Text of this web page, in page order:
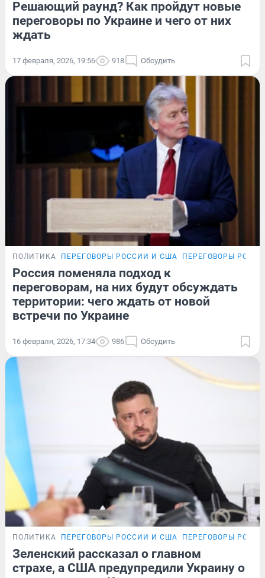
Решающий раунд? Как пройдут новые
переговоры по Украине и чего от них
ждать
17 февраля, 2026, 19:56 918 Обсудить
ПОЛИТИКА ПЕРЕГОВОРЫ РОССИИ И США ПЕРЕГОВОРЫ
Россия поменяла подход к
переговорам, на них будут обсуждать
территории: чего ждать от новой
встречи по Украине
16 февраля, 2026, 17:34 986 Обсудить
ПОЛИТИКА ПЕРЕГОВОРЫ РОССИИ И США ПЕРЕГОВОРЫ
Зеленский рассказал о главном
страхе, а США предупредили Украину о